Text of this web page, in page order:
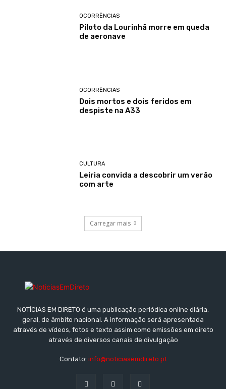
OCORRÊNCIAS
Piloto da Lourinhã morre em queda
de aeronave
OCORRÊNCIAS
Dois mortos e dois feridos em
despiste na A33
CULTURA
Leiria convida a descobrir um verão
com arte
Carregar mais
NOTÍCIAS EM DIRETO é uma publicação periódica online diária,
geral, de âmbito nacional. A informação será apresentada
através de vídeos, fotos e texto assim como emissões em direto
através de diversos canais de divulgação
Contato: info@noticiasemdireto.pt